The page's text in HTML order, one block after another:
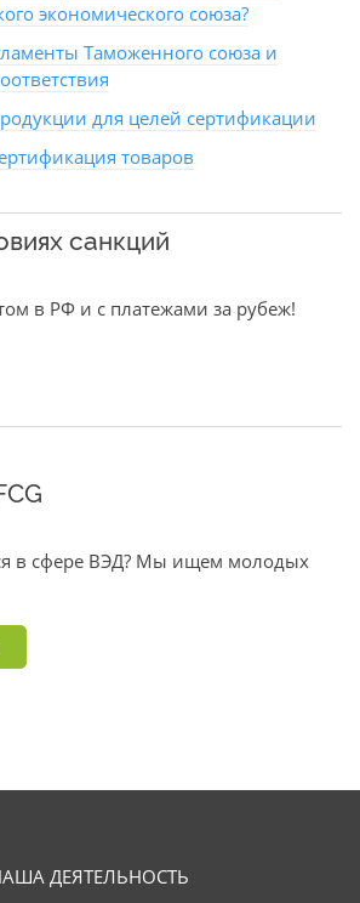
экономического союза?
Таможенного союза и
для целей сертификации
товаров
санкций
в РФ и с платежами за рубеж!
в сфере ВЭД? Мы ищем молодых
ДЕЯТЕЛЬНОСТЬ